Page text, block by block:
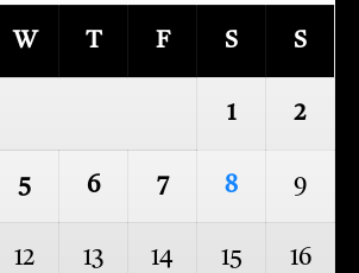
W T F S S
1 2
5 6 7 8 9
12 13 14 15 16